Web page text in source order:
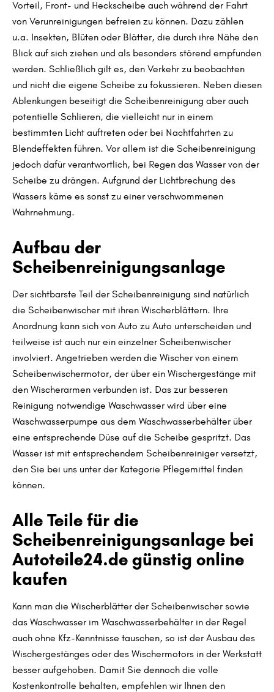
Vorteil, Front- und Heckscheibe auch während der Fahrt
von Verunreinigungen befreien zu können. Dazu zählen
u.a. Insekten, Blüten oder Blätter, die durch ihre Nähe den
Blick auf sich ziehen und als besonders störend empfunden
werden. Schließlich gilt es, den Verkehr zu beobachten
und nicht die eigene Scheibe zu fokussieren. Neben diesen
Ablenkungen beseitigt die Scheibenreinigung aber auch
potentielle Schlieren, die vielleicht nur in einem
bestimmten Licht auftreten oder bei Nachtfahrten zu
Blendeffekten führen. Vor allem ist die Scheibenreinigung
jedoch dafür verantwortlich, bei Regen das Wasser von der
Scheibe zu drängen. Aufgrund der Lichtbrechung des
Wassers käme es sonst zu einer verschwommenen
Wahrnehmung.
Aufbau der
Scheibenreinigungsanlage
Der sichtbarste Teil der Scheibenreinigung sind natürlich
die Scheibenwischer mit ihren Wischerblättern. Ihre
Anordnung kann sich von Auto zu Auto unterscheiden und
teilweise ist auch nur ein einzelner Scheibenwischer
involviert. Angetrieben werden die Wischer von einem
Scheibenwischermotor, der über ein Wischergestänge mit
den Wischerarmen verbunden ist. Das zur besseren
Reinigung notwendige Waschwasser wird über eine
Waschwasserpumpe aus dem Waschwasserbehälter über
eine entsprechende Düse auf die Scheibe gespritzt. Das
Wasser ist mit entsprechendem Scheibenreiniger versetzt,
den Sie bei uns unter der Kategorie Pflegemittel finden
können.
Alle Teile für die
Scheibenreinigungsanlage bei
Autoteile24.de günstig online
kaufen
Kann man die Wischerblätter der Scheibenwischer sowie
das Waschwasser im Waschwasserbehälter in der Regel
auch ohne Kfz-Kenntnisse tauschen, so ist der Ausbau des
Wischergestänges oder des Wischermotors in der Werkstatt
besser aufgehoben. Damit Sie dennoch die volle
Kostenkontrolle behalten, empfehlen wir Ihnen den